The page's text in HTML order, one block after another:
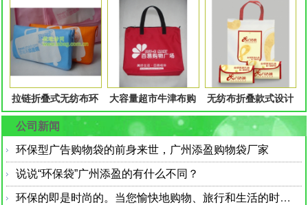
产
计
拉链折叠式无纺布环
保
大容量超市牛津布购
物
无纺布折叠款式设计
公司新闻
环保型广告购物袋的前身来世，广州添盈购物袋厂家
说说“环保袋”广州添盈的有什么不同？
环保的即是时尚的。当您愉快地购物、旅行和生活的时候，是该考虑为自己添置一个环保帆布袋了。